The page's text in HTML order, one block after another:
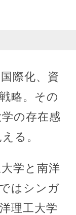
際化、資
略。その
の存在感
る。
学と南洋
はシンガ
理工大学